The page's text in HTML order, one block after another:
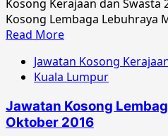
Kosong Kerajaan dan Swasta
Kosong Lembaga Lebuhraya
Read MoreRead
about
Jawatan
Lembaga
Lebuhraya
Jawatan Kosong
Kuala Lumpur
Jawatan Kosong
Oktober 2016